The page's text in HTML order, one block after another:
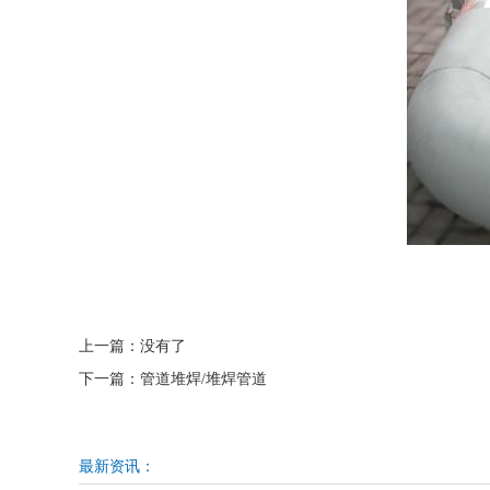
上一篇： 没有了
下一篇： 管道堆焊/堆焊管道
最新资讯：